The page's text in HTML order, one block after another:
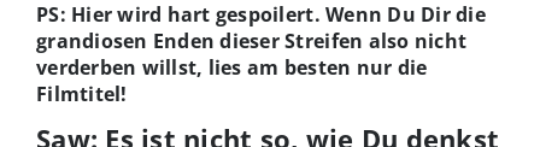
PS: Hier wird hart gespoilert. Wenn Du Dir die
grandiosen Enden dieser Streifen also nicht
verderben willst, lies am besten nur die
Filmtitel!
Saw: Es ist nicht so, wie Du denkst